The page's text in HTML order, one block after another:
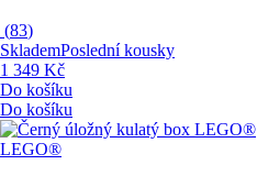
(83)
SklademPoslední kousky
1 349 Kč
Do košíku
Do košíku
LEGO®